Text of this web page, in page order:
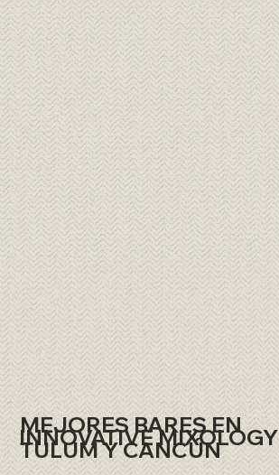
INNOVATIVE MIXOLOGY
MEJORES BARES EN
TULUM Y CANCÚN